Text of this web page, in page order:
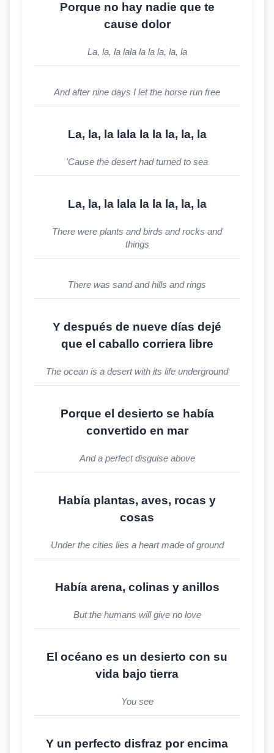
Porque no hay nadie que te
cause dolor
La, la, la lala la la la, la, la
And after nine days I let the horse run free
La, la, la lala la la la, la, la
'Cause the desert had turned to sea
La, la, la lala la la la, la, la
There were plants and birds and rocks and
things
There was sand and hills and rings
Y después de nueve días dejé
que el caballo corriera libre
The ocean is a desert with its life underground
Porque el desierto se había
convertido en mar
And a perfect disguise above
Había plantas, aves, rocas y
cosas
Under the cities lies a heart made of ground
Había arena, colinas y anillos
But the humans will give no love
El océano es un desierto con su
vida bajo tierra
You see
Y un perfecto disfraz por encima